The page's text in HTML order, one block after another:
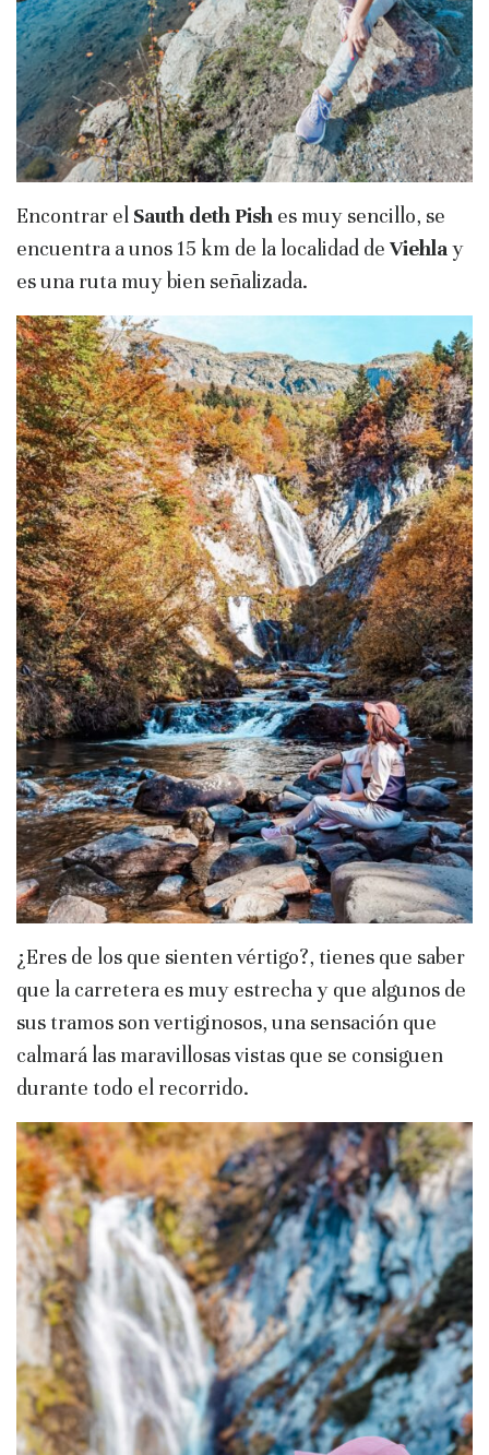
Encontrar el Sauth deth Pish es muy sencillo, se
encuentra a unos 15 km de la localidad de Viehlay
es una ruta muy bien señalizada.
¿Eres de los que sienten vértigo?, tienes que saber
que la carretera es muy estrecha y que algunos de
sus tramos son vertiginosos, una sensación que
calmará las maravillosas vistas que se consiguen
durante todo el recorrido.